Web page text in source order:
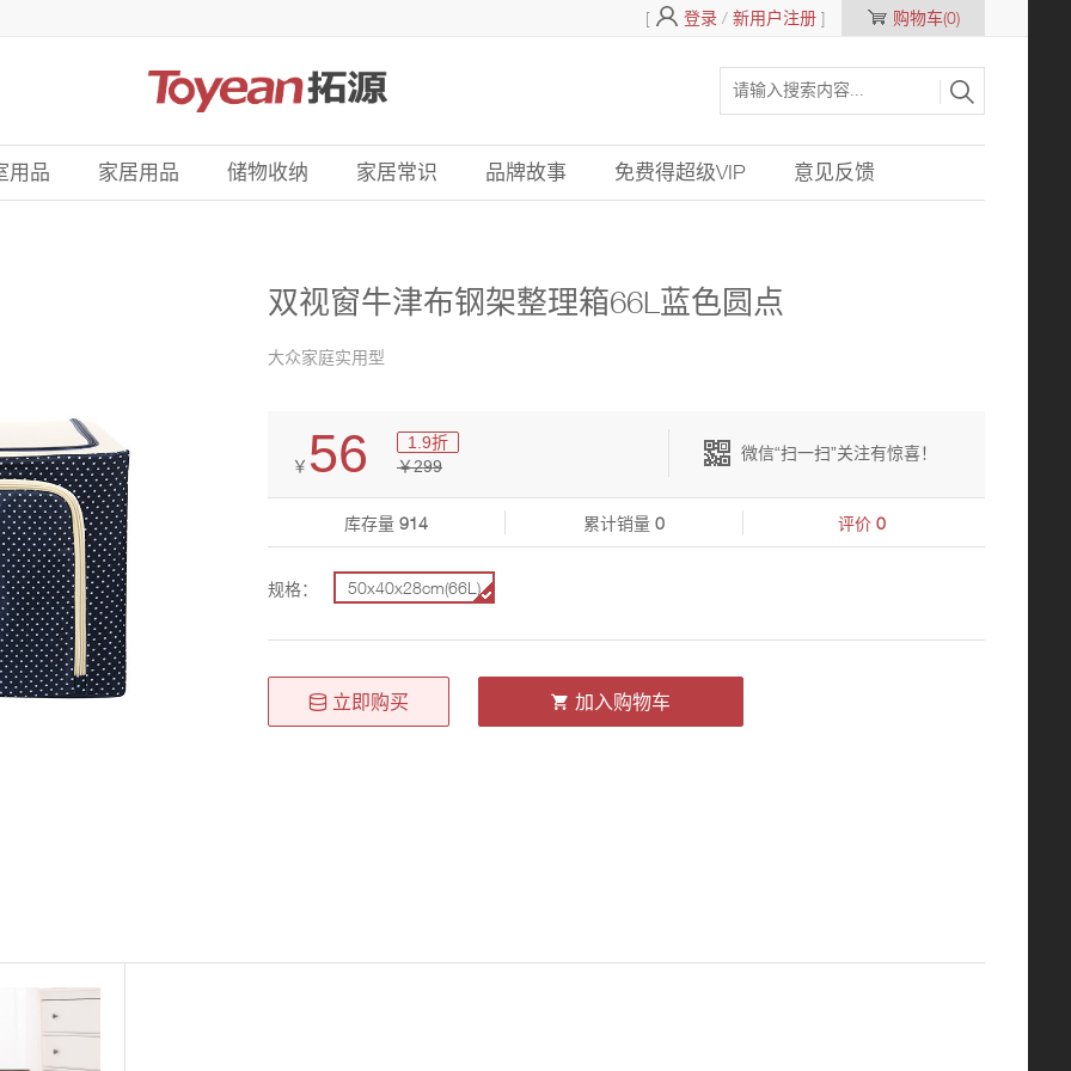
[ 登录 / 新用户注册 ] 购物车(0)
用品 家居用品 储物收纳 家居常识 品牌故事 免费得超级VIP 意见反馈
双视窗牛津布钢架整理箱66L蓝色圆点
大众家庭实用型
￥ 56 1.9折
￥299
微信“扫一扫”关注有惊喜！
库存量 914 累计销量 0 评价 0
规格： 50x40x28cm(66L)
 立即购买  加入购物车